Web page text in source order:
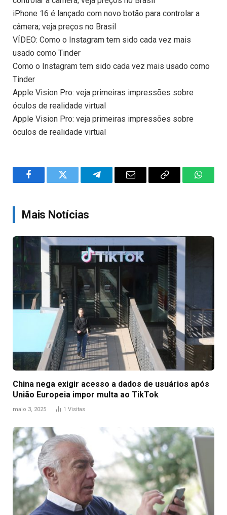
iPhone 16 é lançado com novo botão para controlar a
câmera; veja preços no Brasil
VÍDEO: Como o Instagram tem sido cada vez mais
usado como Tinder
Como o Instagram tem sido cada vez mais usado como
Tinder
Apple Vision Pro: veja primeiras impressões sobre
óculos de realidade virtual
Apple Vision Pro: veja primeiras impressões sobre
óculos de realidade virtual
FacebookTwitter TelegramEmail
Copy
Mais Notícias
China nega exigir acesso a dados de usuários após
União Europeia impor multa ao TikTok
maio 3, 2025 1 Visitas